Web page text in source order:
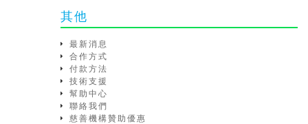
其他
最新消息
合作方式
付款方法
技術支援
幫助中心
聯絡我們
慈善機構贊助優惠